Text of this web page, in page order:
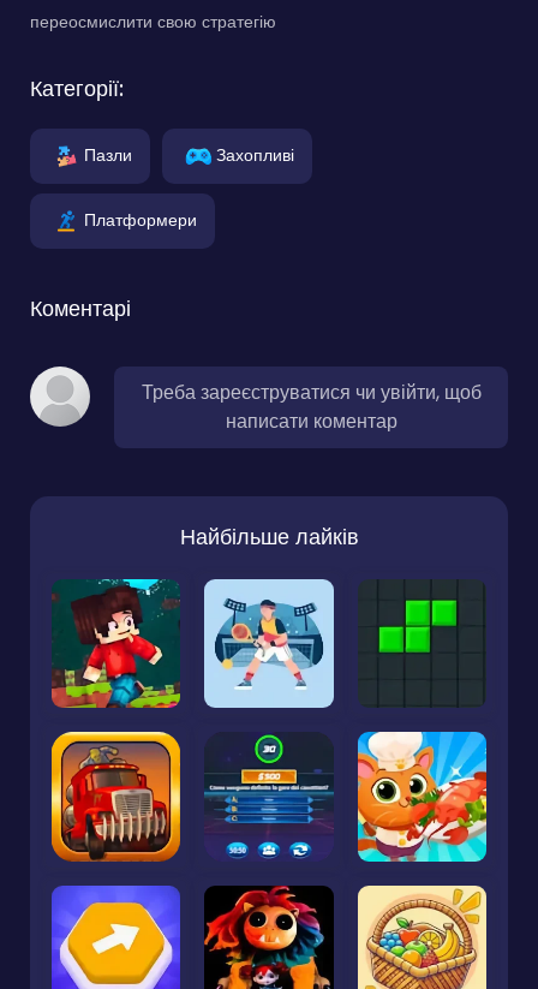
переосмислити свою стратегію
Категорії:
Пазли Захопливі
Платформери
Коментарі
Треба зареєструватися чи увійти, щоб
написати коментар
Найбільше лайків